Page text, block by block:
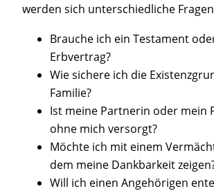
wer­den sich unter­schied­li­che
Brau­che ich ein Tes­ta­ment
Erbvertrag?
Wie siche­re ich die
Familie?
Ist mei­ne Part­ne­rin oder mein
ohne mich versorgt?
Möch­te ich mit einem
dem mei­ne Dank­bar­keit
Will ich einen Ange­hö­ri­gen